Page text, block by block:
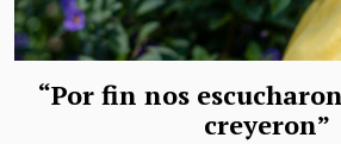
“Por fin nos
creyeron”